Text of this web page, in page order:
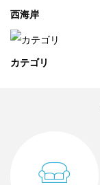
西海岸
カテゴリ